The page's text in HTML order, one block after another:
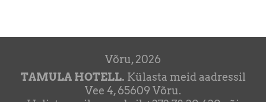
Võru, 2026
TAMULA HOTELL. Külasta meid aadressil
Vee 4, 65609 Võru.